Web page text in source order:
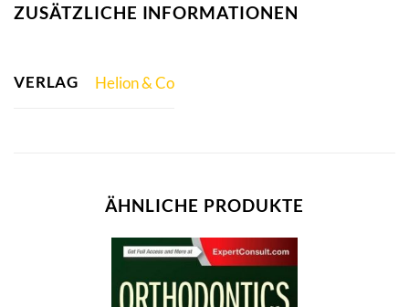
ZUSÄTZLICHE INFORMATIONEN
VERLAG Helion & Co
ÄHNLICHE PRODUKTE